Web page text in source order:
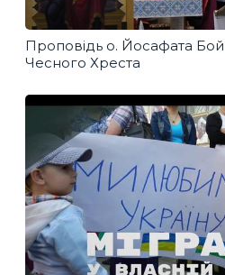
Проповідь о. Йосафата
Чесного Хреста